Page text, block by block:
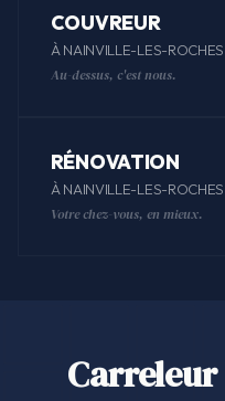
COUVREUR
À NAINVILLE-LES-ROCHES
Au-dessus, c'est nous.
RÉNOVATION
À NAINVILLE-LES-ROCHES
Votre chez-vous, en mieux.